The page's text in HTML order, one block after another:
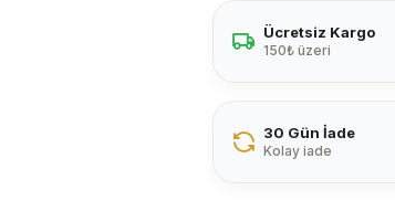
Ücretsiz Kargo
150₺ üzeri
30 Gün İade
Kolay iade